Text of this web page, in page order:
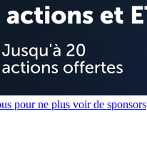
pour ne plus voir de sponsors